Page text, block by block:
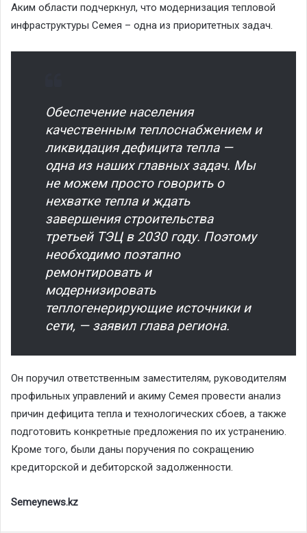
Аким области подчеркнул, что модернизация тепловой
инфраструктуры Семея – одна из приоритетных задач.
Обеспечение населения
качественным теплоснабжением и
ликвидация дефицита тепла —
одна из наших главных задач. Мы
не можем просто говорить о
нехватке тепла и ждать
завершения строительства
третьей ТЭЦ в 2030 году. Поэтому
необходимо поэтапно
ремонтировать и
модернизировать
теплогенерирующие источники и
сети, — заявил глава региона.
Он поручил ответственным заместителям, руководителям
профильных управлений и акиму Семея провести анализ
причин дефицита тепла и технологических сбоев, а также
подготовить конкретные предложения по их устранению.
Кроме того, были даны поручения по сокращению
кредиторской и дебиторской задолженности.
Semeynews.kz